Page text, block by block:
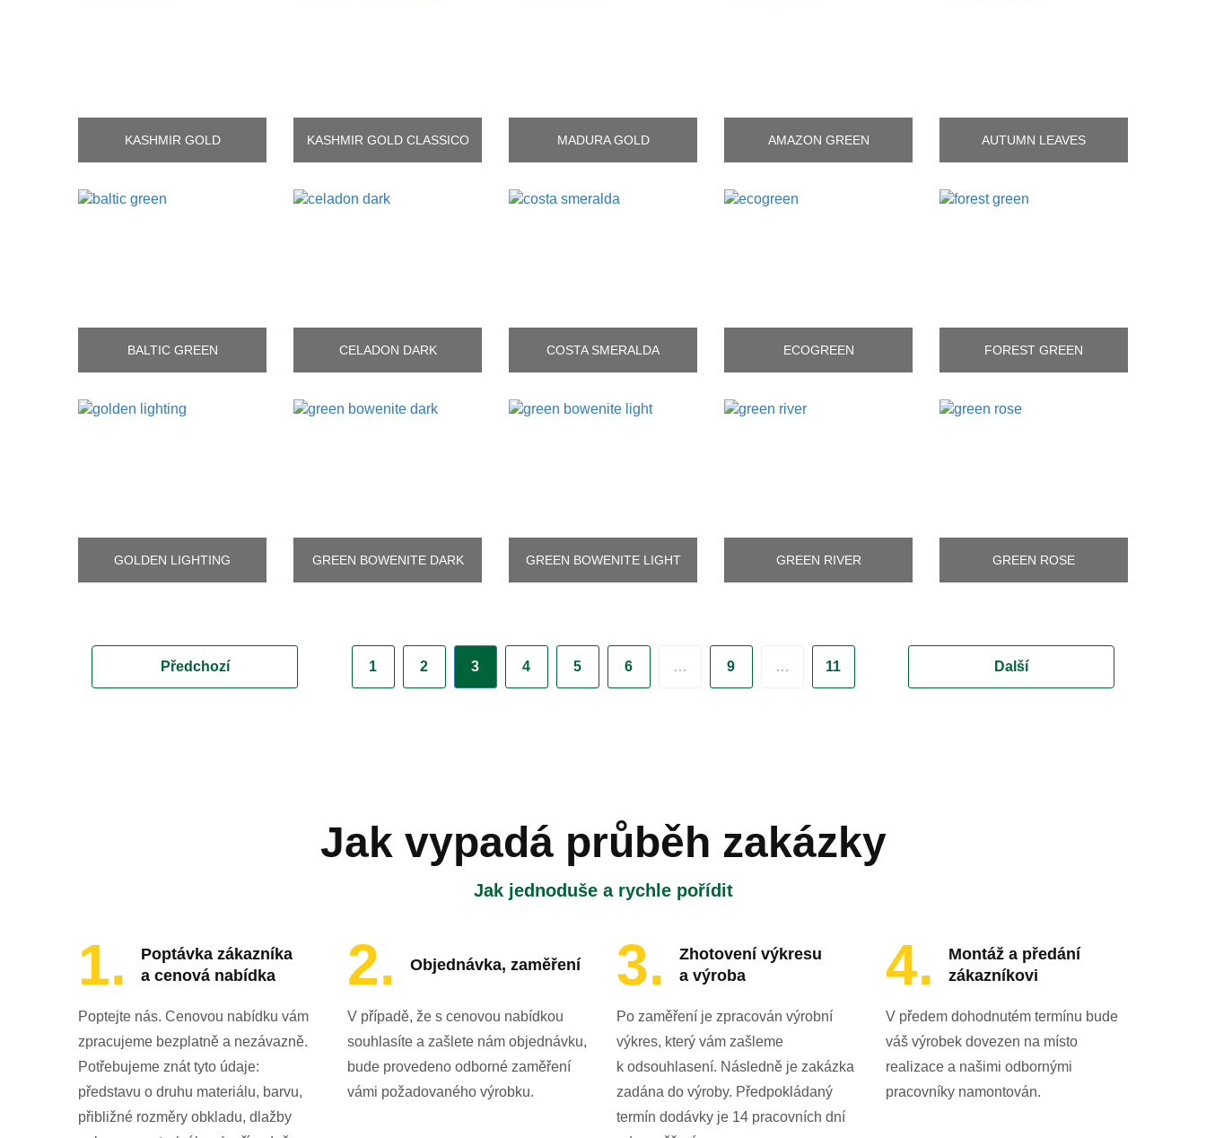
KASHMIR GOLD KASHMIR GOLD CLASSICO MADURA GOLD AMAZON GREEN AUTUMN LEAVES
BALTIC GREEN CELADON DARK COSTA SMERALDA ECOGREEN FOREST GREEN
GOLDEN LIGHTING GREEN BOWENITE DARK GREEN BOWENITE LIGHT GREEN RIVER GREEN ROSE
Předchozí 1
(aktuální)
2
(aktuální)
3 4
(aktuální)
5
(aktuální)
6
(aktuální)
… 9
(aktuální)
… 11
(aktuální)
Další
Jak vypadá průběh zakázky
Jak jednoduše a rychle pořídit
Poptávka zákazníka
a cenová nabídka
Poptejte nás. Cenovou nabídku vám
zpracujeme bezplatně a nezávazně.
Potřebujeme znát tyto údaje:
představu o druhu materiálu, barvu,
přibližné rozměry obkladu, dlažby
Objednávka, zaměření
V případě, že s cenovou nabídkou
souhlasíte a zašlete nám objednávku,
bude provedeno odborné zaměření
vámi požadovaného výrobku.
Zhotovení výkresu
a výroba
Po zaměření je zpracován výrobní
výkres, který vám zašleme
k odsouhlasení. Následně je zakázka
zadána do výroby. Předpokládaný
termín dodávky je 14 pracovních dní
Montáž a předání
zákazníkovi
V předem dohodnutém termínu bude
váš výrobek dovezen na místo
realizace a našimi odbornými
pracovníky namontován.